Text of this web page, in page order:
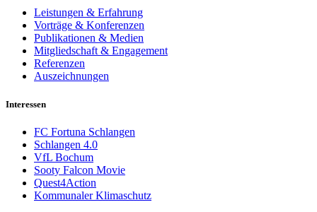
Leistungen & Erfahrung
Vorträge & Konferenzen
Publikationen & Medien
Mitgliedschaft & Engagement
Referenzen
Auszeichnungen
Interessen
FC Fortuna Schlangen
Schlangen 4.0
VfL Bochum
Sooty Falcon Movie
Quest4Action
Kommunaler Klimaschutz